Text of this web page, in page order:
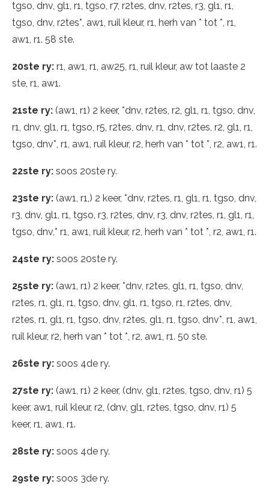
tgso, dnv, gl1, r1, tgso, r7, r2tes, dnv, r2tes, r3, gl1, r1,
tgso, dnv, r2tes*, aw1, ruil kleur, r1, herh van * tot *, r1,
aw1, r1. 58 ste.
20ste ry: r1, aw1, r1, aw25, r1, ruil kleur, aw tot laaste 2
ste, r1, aw1.
21ste ry: (aw1, r1) 2 keer, *dnv, r2tes, r2, gl1, r1, tgso, dnv,
r1, dnv, gl1, r1, tgso, r5, r2tes, dnv, r1, dnv, r2tes, r2, gl1, r1,
tgso, dnv*, r1, aw1, ruil kleur, r2, herh van * tot *, r2, aw1, r1.
22ste ry: soos 20ste ry.
23ste ry: (aw1, r1,) 2 keer, *dnv, r2tes, r1, gl1, r1, tgso, dnv,
r3, dnv, gl1, r1, tgso, r3, r2tes, dnv, r3, dnv, r2tes, r1, gl1, r1,
tgso, dnv,* r1, aw1, ruil kleur, r2, herh van * tot *, r2, aw1, r1.
24ste ry: soos 20ste ry.
25ste ry: (aw1, r1) 2 keer, *dnv, r2tes, gl1, r1, tgso, dnv,
r2tes, r1, gl1, r1, tgso, dnv, gl1, r1, tgso, r1, r2tes, dnv,
r2tes, r1, gl1, r1, tgso, dnv, r2tes, gl1, r1, tgso, dnv*, r1, aw1,
ruil kleur, r2, herh van * tot *, r2, aw1, r1. 50 ste.
26ste ry: soos 4de ry.
27ste ry: (aw1, r1) 2 keer, (dnv, gl1, r2tes, tgso, dnv, r1) 5
keer, aw1, ruil kleur, r2, (dnv, gl1, r2tes, tgso, dnv, r1) 5
keer, r1, aw1, r1.
28ste ry: soos 4de ry.
29ste ry: soos 3de ry.